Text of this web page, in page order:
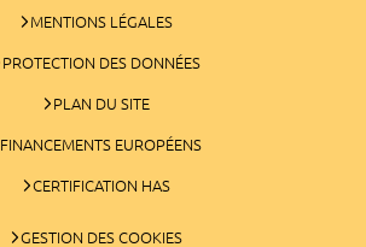
MENTIONS LÉGALES
PROTECTION DES DONNÉES
PLAN DU SITE
FINANCEMENTS EUROPÉENS
CERTIFICATION HAS
GESTION DES COOKIES